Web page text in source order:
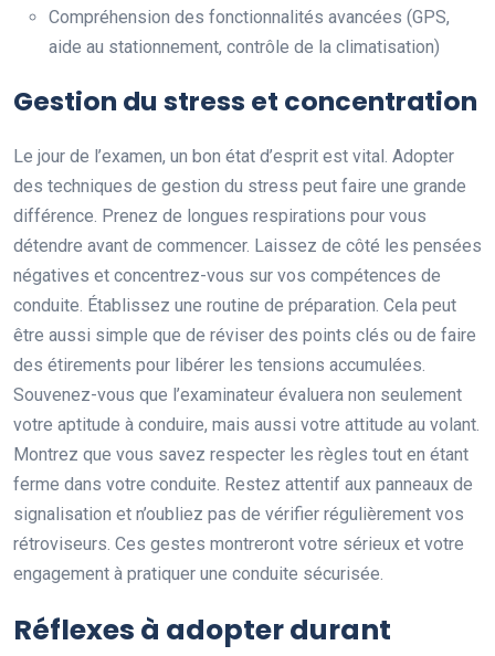
Compréhension des fonctionnalités avancées (GPS,
aide au stationnement, contrôle de la climatisation)
Gestion du stress et concentration
Le jour de l’examen, un bon état d’esprit est vital. Adopter
des techniques de gestion du stress peut faire une grande
différence. Prenez de longues respirations pour vous
détendre avant de commencer. Laissez de côté les pensées
négatives et concentrez-vous sur vos compétences de
conduite. Établissez une routine de préparation. Cela peut
être aussi simple que de réviser des points clés ou de faire
des étirements pour libérer les tensions accumulées.
Souvenez-vous que l’examinateur évaluera non seulement
votre aptitude à conduire, mais aussi votre attitude au volant.
Montrez que vous savez respecter les règles tout en étant
ferme dans votre conduite. Restez attentif aux panneaux de
signalisation et n’oubliez pas de vérifier régulièrement vos
rétroviseurs. Ces gestes montreront votre sérieux et votre
engagement à pratiquer une conduite sécurisée.
Réflexes à adopter durant